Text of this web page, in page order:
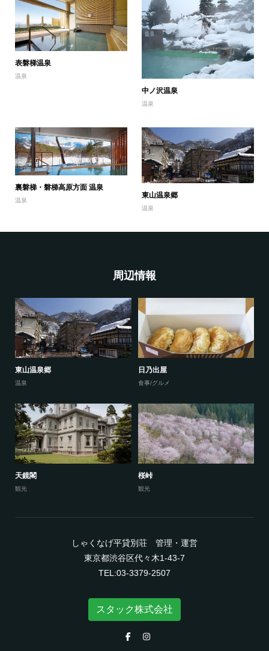
表磐梯温泉
温泉
中ノ沢温泉
温泉
裏磐梯・磐梯高原方面 温泉
温泉
東山温泉郷
温泉
周辺情報
東山温泉郷
温泉
日乃出屋
食事/グルメ
天鏡閣
観光
桜峠
観光
しゃくなげ平貸別荘 管理・運営
東京都渋谷区代々木1-43-7
TEL:03-3379-2507
スタック株式会社